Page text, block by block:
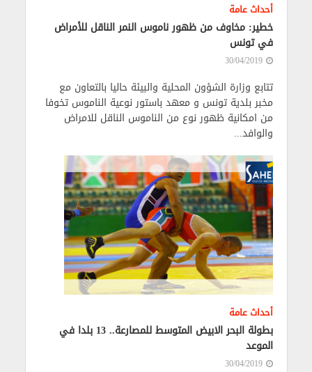
أحداث عامة
خطير: مخاوف من ظهور ناموس النمر الناقل للأمراض
في تونس
30/04/2019
تتابع وزارة الشؤون المحلية والبيئة حاليا بالتعاون مع
مخبر بلدية تونس و معهد باستور نوعية الناموس تخوفا
من امكانية ظهور نوع من الناموس الناقل للامراض
والوافد...
أحداث عامة
بطولة البحر الابيض المتوسط للمصارعة.. 13 بلدا في
الموعد
30/04/2019